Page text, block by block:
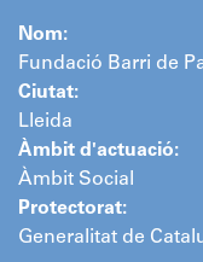
Nom:
Fundació Barri de
Ciutat:
Lleida
Àmbit d'actuació:
Àmbit Social
Protectorat:
Generalitat de